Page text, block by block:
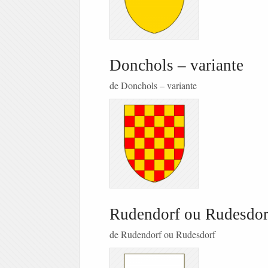
Donchols – variante
de Donchols – variante
Rudendorf ou
de Rudendorf ou Rudesdorf